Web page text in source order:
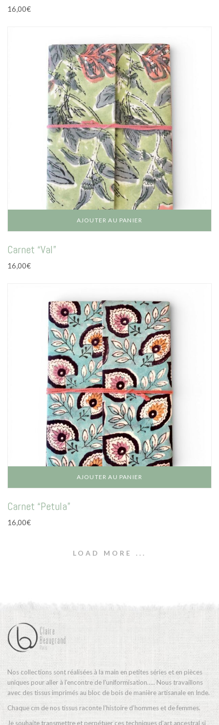
16,00€
AJOUTER AU PANIER
Carnet “Val”
16,00€
AJOUTER AU PANIER
Carnet “Petula”
16,00€
LOAD MORE ...
Nos collections sont réalisées à la main en petites séries et en pièces
uniques pour aller à l’encontre de l’uniformisation….. Nous travaillons
avec des tissus imprimés au bloc de bois de manière artisanale en Inde.
Chaque cm de nos tissus raconte l’histoire d’hommes et de femmes.
Je souhaite transmettre et perpétuer ces techniques d’art ancestral si